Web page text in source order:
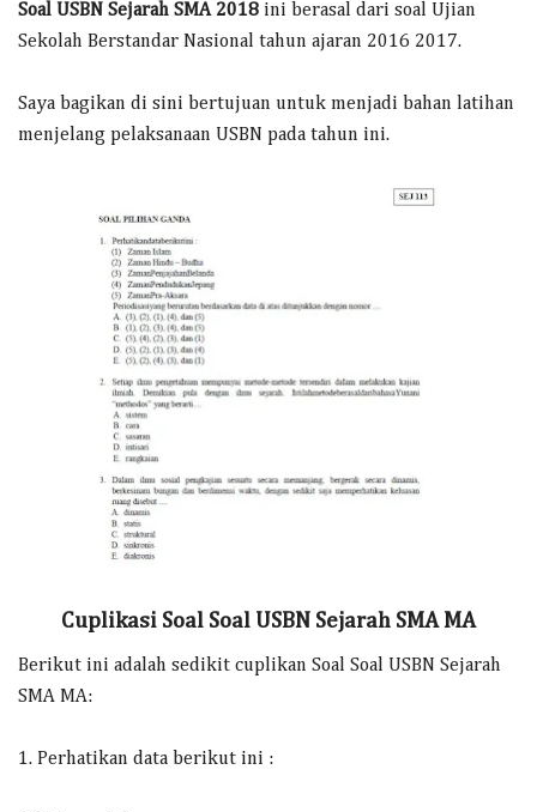
Soal USBN Sejarah SMA 2018 ini berasal dari soal Ujian
Sekolah Berstandar Nasional tahun ajaran 2016 2017.
Saya bagikan di sini bertujuan untuk menjadi bahan latihan
menjelang pelaksanaan USBN pada tahun ini.
Cuplikasi Soal Soal USBN Sejarah SMA MA
Berikut ini adalah sedikit cuplikan Soal Soal USBN Sejarah
SMA MA:
1. Perhatikan data berikut ini :